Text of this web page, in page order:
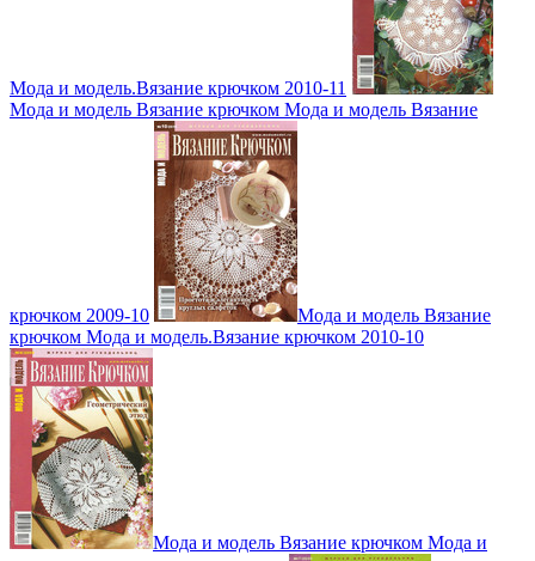
Мода и модель.Вязание крючком 2010-11
Мода и модель Вязание крючком Мода и модель Вязание
крючком 2009-10
Мода и модель Вязание
крючком Мода и модель.Вязание крючком 2010-10
Мода и модель Вязание крючком Мода и